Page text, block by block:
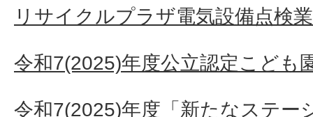
リサイクルプラザ電気設備点検
令和7(2025)年度公立認定こども
令和7(2025)年度「新たなステー